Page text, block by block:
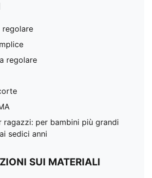
regolare
regolare
ragazzi: per bambini più grandi
sedici anni
SUI MATERIALI